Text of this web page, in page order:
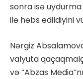
sonra isə uydurma
ilə həbs edildiyini
Nərgiz
valyuta
və “Abzas